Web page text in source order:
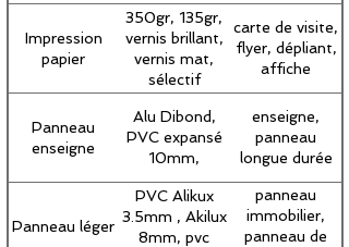
prévention,
dépannage
Impression
papier
350gr, 135gr,
vernis brillant,
vernis mat,
sélectif
carte de visite,
flyer, dépliant,
affiche
Panneau
enseigne
Alu Dibond,
PVC expansé
10mm,
enseigne,
panneau
longue durée
Panneau léger
PVC Alikux
3.5mm , Akilux
8mm, pvc
panneau
immobilier,
panneau de